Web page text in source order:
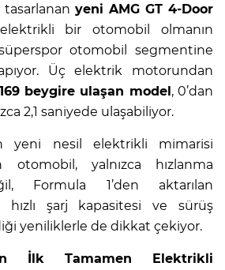
tasarlanan yeni AMG GT 4-Door
bir otomobil olmanın
otomobil segmentine
Üç elektrik motorundan
beygire ulaşan model, 0’dan
2,1 saniyede ulaşabiliyor.
yeni nesil elektrikli mimarisi
otomobil, yalnızca hızlanma
Formula 1’den aktarılan
hızlı şarj kapasitesi ve sürüş
yeniliklerle de dikkat çekiyor.
İlk Tamamen Elektrikli